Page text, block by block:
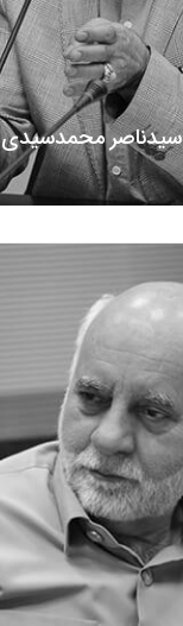
سیدناصر محمدسیدی